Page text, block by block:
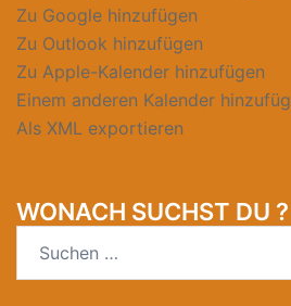
Zu Google hinzufügen
Zu Outlook hinzufügen
Zu Apple-Kalender hinzufügen
Einem anderen Kalender
Als XML exportieren
WONACH SUCHST DU ?
nach: